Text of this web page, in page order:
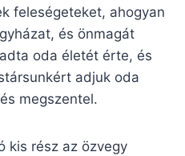
feleségeteket, ahogyan
és önmagát
oda életét érte, és
adjuk oda
megszentel.
kis rész az özvegy